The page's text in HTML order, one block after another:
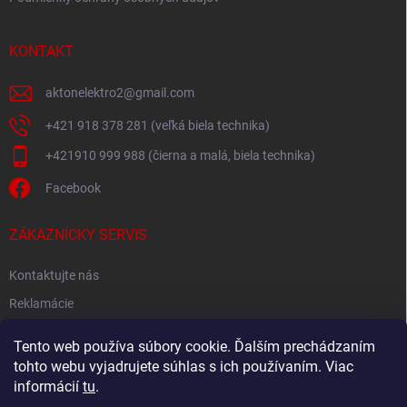
Tento web používa súbory cookie. Ďalším prechádzaním
tohto webu vyjadrujete súhlas s ich používaním. Viac
informácií tu.
KONTAKT
aktonelektro2@gmail.com
+421 918 378 281 (veľká biela technika)
+421910 999 988 (čierna a malá, biela technika)
Facebook
ZÁKAZNÍCKY SERVIS
Kontaktujte nás
Reklamácie